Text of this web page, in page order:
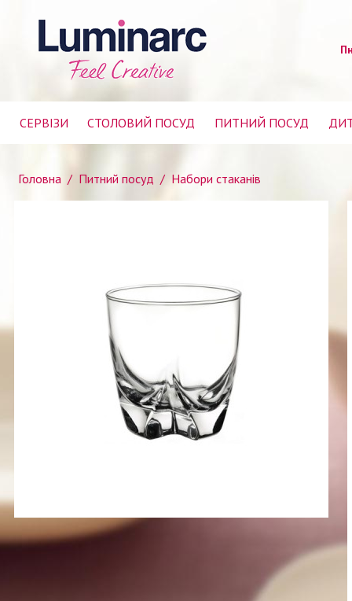
СЕРВІЗИ СТОЛОВИЙ ПОСУД ПИТНИЙ ПОСУД
Головна / Питний посуд / Набори стаканів